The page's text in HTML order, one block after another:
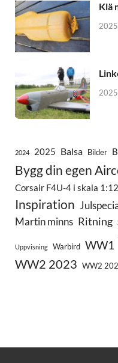
Klä
2024 2025 Balsa Bilder
Bygg din egen
Corsair F4U-4 i skala 1:12
Inspiration
Martin minns Ritning
Uppvisning Warbird WW1
WW2 2023 WW2